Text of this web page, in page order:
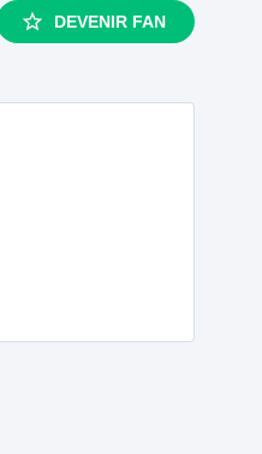
DEVENIR FAN